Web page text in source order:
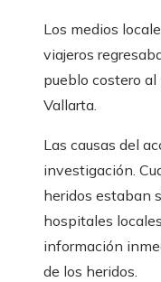
Los medios
viajeros
pueblo costero
Vallarta.
Las causas del
investigación.
heridos estaban
hospitales
información
de los heridos.